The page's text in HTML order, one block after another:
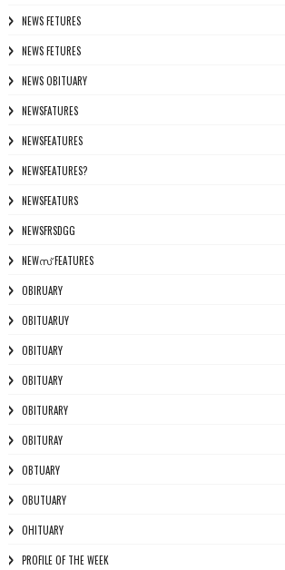
NEWS FETURES
NEWS FETURES
NEWS OBITUARY
NEWSFATURES
NEWSFEATURES
NEWSFEATURES?
NEWSFEATURS
NEWSFRSDGG
NEWസ് FEATURES
OBIRUARY
OBITUARUY
OBITUARY
OBITUARY
OBITURARY
OBITURAY
OBTUARY
OBUTUARY
OHITUARY
PROFILE OF THE WEEK